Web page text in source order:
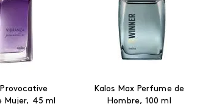
Mujer, 45 ml
Kalos Max Perfume de
Hombre, 100 ml